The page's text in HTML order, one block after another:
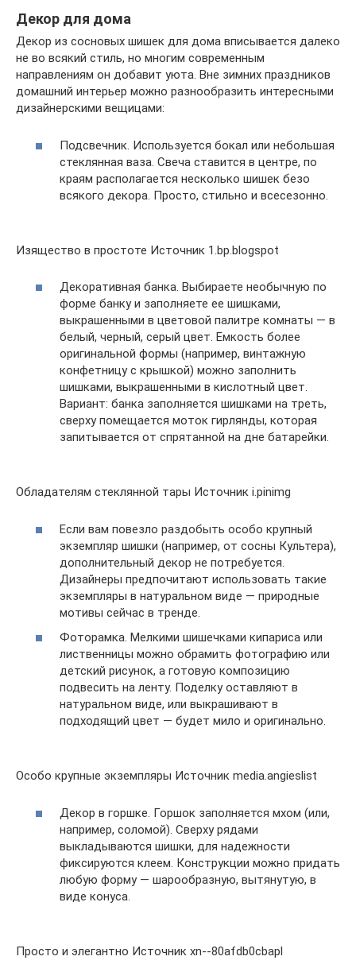
Декор для дома
Декор из сосновых шишек для дома вписывается далеко
не во всякий стиль, но многим современным
направлениям он добавит уюта. Вне зимних праздников
домашний интерьер можно разнообразить интересными
дизайнерскими вещицами:
Подсвечник. Используется бокал или небольшая
стеклянная ваза. Свеча ставится в центре, по
краям располагается несколько шишек безо
всякого декора. Просто, стильно и всесезонно.
Изящество в простоте Источник 1.bp.blogspot
Декоративная банка. Выбираете необычную по
форме банку и заполняете ее шишками,
выкрашенными в цветовой палитре комнаты — в
белый, черный, серый цвет. Емкость более
оригинальной формы (например, винтажную
конфетницу с крышкой) можно заполнить
шишками, выкрашенными в кислотный цвет.
Вариант: банка заполняется шишками на треть,
сверху помещается моток гирлянды, которая
запитывается от спрятанной на дне батарейки.
Обладателям стеклянной тары Источник i.pinimg
Если вам повезло раздобыть особо крупный
экземпляр шишки (например, от сосны Культера),
дополнительный декор не потребуется.
Дизайнеры предпочитают использовать такие
экземпляры в натуральном виде — природные
мотивы сейчас в тренде.
Фоторамка. Мелкими шишечками кипариса или
лиственницы можно обрамить фотографию или
детский рисунок, а готовую композицию
подвесить на ленту. Поделку оставляют в
натуральном виде, или выкрашивают в
подходящий цвет — будет мило и оригинально.
Особо крупные экземпляры Источник media.angieslist
Декор в горшке. Горшок заполняется мхом (или,
например, соломой). Сверху рядами
выкладываются шишки, для надежности
фиксируются клеем. Конструкции можно придать
любую форму — шарообразную, вытянутую, в
виде конуса.
Просто и элегантно Источник xn--80afdb0cbapl